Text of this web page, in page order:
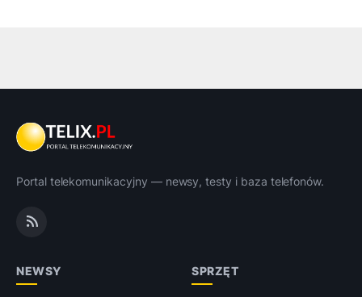
Portal telekomunikacyjny — newsy, testy i baza telefonów.
NEWSY SPRZĘT